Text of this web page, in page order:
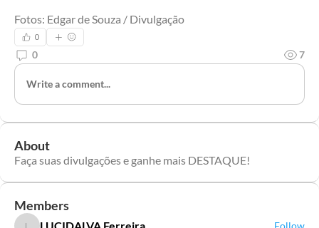
Fotos: Edgar de Souza / Divulgação
0
0 7
Write a comment...
About
Faça suas divulgações e ganhe mais DESTAQUE!
Members